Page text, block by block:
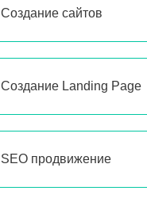
Создание сайтов
Создание Landing Page
SEO продвижение